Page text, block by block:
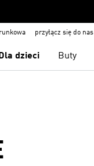
przyłącz się do nas
Dla dzieci Buty